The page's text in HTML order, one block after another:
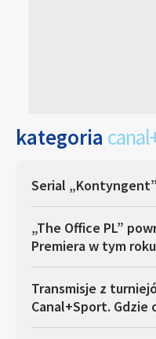
kategoria
Serial
„The Office PL”
Premiera w tym roku
Transmisje z
Canal+Sport. Gdzie